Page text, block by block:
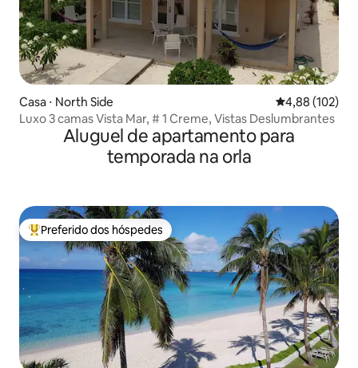
Casa ⋅ North Side 4,88 de uma
4,88 (102)
Luxo 3 camas Vista Mar, # 1 Creme, Vistas Deslumbrantes
Aluguel de apartamento para
temporada na orla
Entre os melhores preferidos dos hóspedes
Preferido dos hóspedes